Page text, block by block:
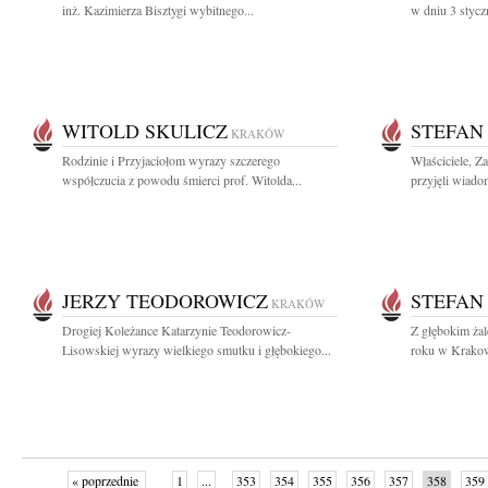
inż. Kazimierza Bisztygi wybitnego...
w dniu 3
WITOLD SKULICZ KRAKÓW
Rodzinie i Przyjaciołom wyrazy szczerego
współczucia z powodu śmierci prof. Witolda...
Właściciele,
przyjęli
JERZY TEODOROWICZ KRAKÓW
Drogiej Koleżance Katarzynie Teodorowicz-
Lisowskiej wyrazy wielkiego smutku i głębokiego...
Z głębokim
roku w
« poprzednie 1 ... 353 354 355 356 357 358 359